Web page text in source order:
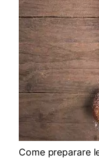
Come preparare